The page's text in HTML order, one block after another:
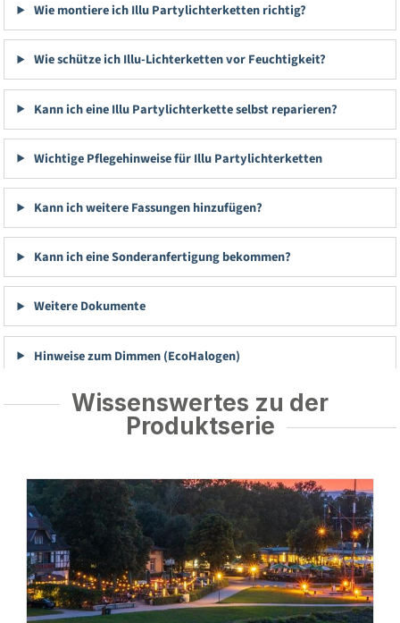
Wie montiere ich Illu Partylichterketten richtig?
Wie schütze ich Illu-Lichterketten vor Feuchtigkeit?
Kann ich eine Illu Partylichterkette selbst reparieren?
Wichtige Pflegehinweise für Illu Partylichterketten
Kann ich weitere Fassungen hinzufügen?
Kann ich eine Sonderanfertigung bekommen?
Weitere Dokumente
Hinweise zum Dimmen (EcoHalogen)
Wissenswertes zu der
Produktserie